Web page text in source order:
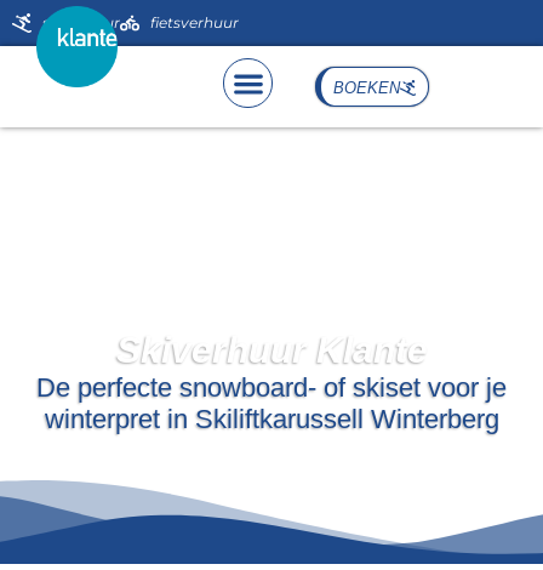
de
inhoud
skiverhuur fietsverhuur
BOEKEN
Skiverhuur Klante
De perfecte snowboard- of skiset voor je
winterpret in Skiliftkarussell Winterberg